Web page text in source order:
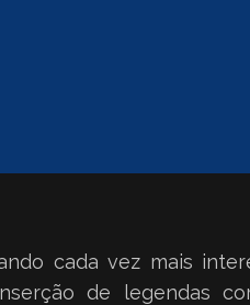
cada vez mais
de legendas